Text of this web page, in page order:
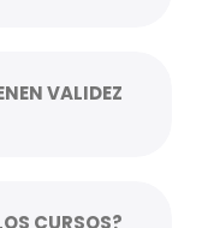
VALIDEZ
CURSOS?